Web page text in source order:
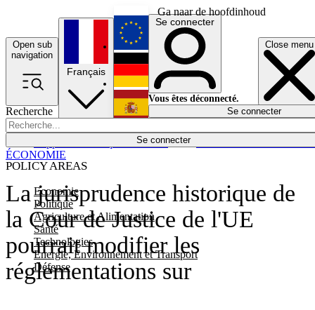
Ga naar de hoofdinhoud
Open sub
navigation
Close menu
Recherche
Se connecter
POLICY AREAS
Economie
Politique
Agriculture et Alimentation
Santé
Technologies
Energie, Environnement et Transport
Défense
Économie
Français
English
Deutsch
Español
Se connecter
Vous êtes déconnecté.
Se connecter
La jurisprudence historique de
la Cour de Justice de l'UE
pourrait modifier les
réglementations sur
ÉCONOMIE